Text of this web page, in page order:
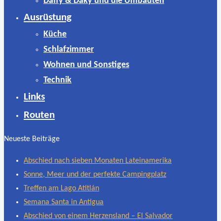
Ausrüstung
Küche
Schlafzimmer
Wohnen und Sonstiges
Technik
Links
Routen
Neueste Beiträge
Abschied nach sieben Monaten Lateinamerika
Sonne, Meer und der perfekte Campingplatz
Treffen am Lago Atitlán
Semana Santa in Antigua
Abschied von einem Herzensland – El Salvador